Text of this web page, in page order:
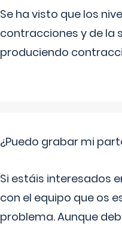
Se ha visto que los
contracciones y de la
produciendo
¿Puedo grabar mi
Si estáis interesados
con el equipo que os
problema. Aunque